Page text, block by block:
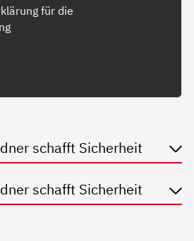
für die
schafft Sicherheit
schafft Sicherheit